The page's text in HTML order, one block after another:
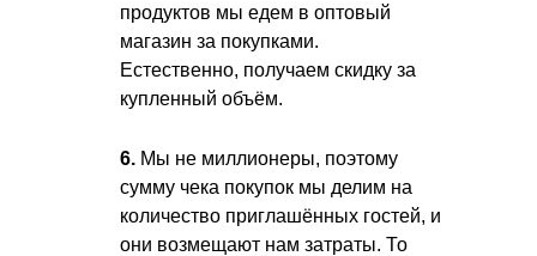
продуктов мы едем в оптовый
магазин за покупками.
Естественно, получаем скидку за
купленный объём.
6. Мы не миллионеры, поэтому
сумму чека покупок мы делим на
количество приглашённых гостей, и
они возмещают нам затраты. То